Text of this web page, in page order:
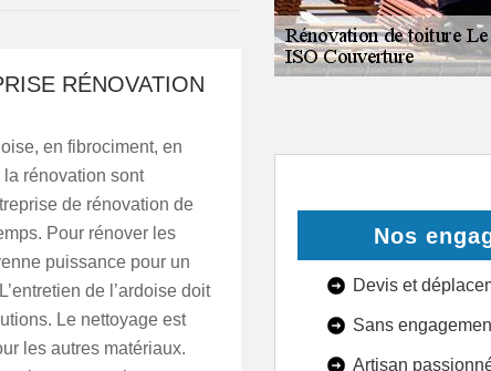
RÉNOVATION
en fibrociment, en
rénovation sont
de rénovation de
Pour rénover les
puissance pour un
de l’ardoise doit
Le nettoyage est
les autres matériaux.
Nos
Devis et
Sans
Artisan